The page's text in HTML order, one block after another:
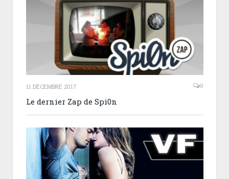
11 DÉCEMBRE 2017 0
Le dernier Zap de Spi0n